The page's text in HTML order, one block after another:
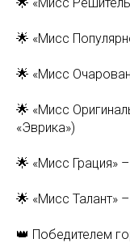
🌟 «Мисс
🌟 «Мисс
🌟 «Мисс
«Эврика»)
🌟 «Мисс Грация»
🌟 «Мисс Талант»
👑 Победителем